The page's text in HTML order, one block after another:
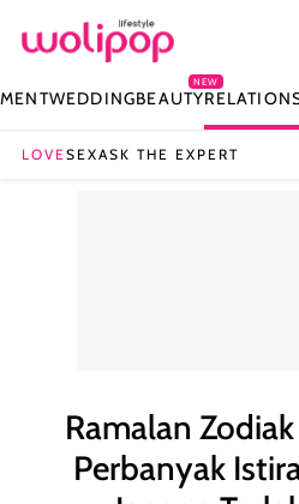
WEDDINGBEAUTY
NEW
LOVESEXASK THE EXPERT
Ramalan Zodiak
Perbanyak